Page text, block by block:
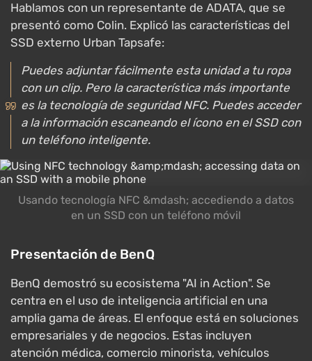
Hablamos con un representante de ADATA, que se
presentó como Colin. Explicó las características del
SSD externo Urban Tapsafe:
Puedes adjuntar fácilmente esta unidad a tu ropa
con un clip. Pero la característica más importante
es la tecnología de seguridad NFC. Puedes acceder
a la información escaneando el ícono en el SSD con
un teléfono inteligente.
Usando tecnología NFC &mdash; accediendo a datos
en un SSD con un teléfono móvil
Presentación de BenQ
BenQ demostró su ecosistema "AI in Action". Se
centra en el uso de inteligencia artificial en una
amplia gama de áreas. El enfoque está en soluciones
empresariales y de negocios. Estas incluyen
atención médica, comercio minorista, vehículos